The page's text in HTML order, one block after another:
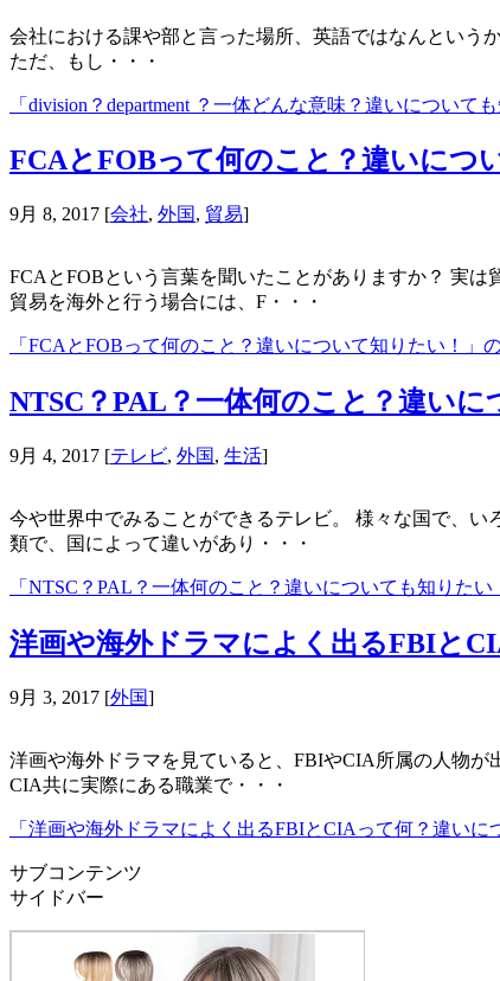
会社における課や部と言った場所、英語ではなんという
ただ、もし・・・
「division？department ？一体どんな意味？違いについて
FCAとFOBって何のこと？違いにつ
9月 8, 2017 [会社, 外国, 貿易]
FCAとFOBという言葉を聞いたことがありますか？ 実
貿易を海外と行う場合には、F・・・
「FCAとFOBって何のこと？違いについて知りたい！」
NTSC？PAL？一体何のこと？違いに
9月 4, 2017 [テレビ, 外国, 生活]
今や世界中でみることができるテレビ。 様々な国で、
類で、国によって違いがあり・・・
「NTSC？PAL？一体何のこと？違いについても知りた
洋画や海外ドラマによく出るFBIと
9月 3, 2017 [外国]
洋画や海外ドラマを見ていると、FBIやCIA所属の人物が
CIA共に実際にある職業で・・・
「洋画や海外ドラマによく出るFBIとCIAって何？違い
サブコンテンツ
サイドバー